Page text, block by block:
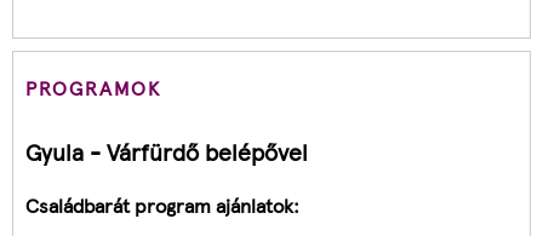
PROGRAMOK
Gyula - Várfürdő belépővel
Családbarát program ajánlatok: